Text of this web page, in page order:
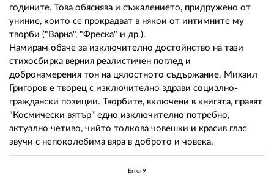
годините. Това обяснява и съжалението, придружено от
униние, които се прокрадват в някои от интимните му
творби ("Варна", "Фреска" и др.).
Намирам обаче за изключително достойнство на тази
стихосбирка верния реалистичен поглед и
добронамерения тон на цялостното съдържание. Михаил
Григоров е творец с изключително здрави социално-
граждански позиции. Творбите, включени в книгата, правят
"Космически вятър" едно изключително потребно,
актуално четиво, чийто толкова човешки и красив глас
звучи с непоколебима вяра в доброто и човека.
Error9